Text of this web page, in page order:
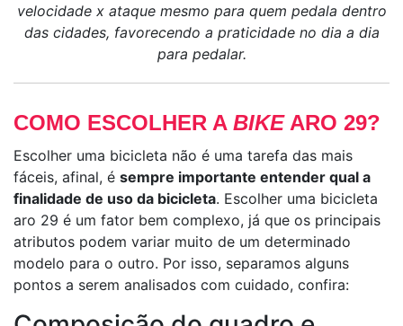
velocidade x ataque mesmo para quem pedala dentro
das cidades, favorecendo a praticidade no dia a dia
para pedalar.
COMO ESCOLHER A BIKEARO 29?
Escolher uma bicicleta não é uma tarefa das mais
fáceis, afinal, é sempre importante entender qual a
finalidade de uso da bicicleta. Escolher uma bicicleta
aro 29 é um fator bem complexo, já que os principais
atributos podem variar muito de um determinado
modelo para o outro. Por isso, separamos alguns
pontos a serem analisados com cuidado, confira: